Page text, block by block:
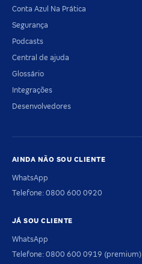
Conta Azul Na Prática
Segurança
Podcasts
Central de ajuda
Glossário
Integrações
Desenvolvedores
AINDA NÃO SOU CLIENTE
WhatsApp
Telefone: 0800 600 0920
JÁ SOU CLIENTE
WhatsApp
Telefone: 0800 600 0919 (premium)